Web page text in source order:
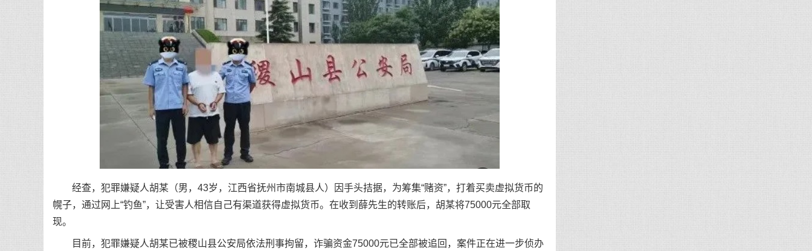
经查，犯罪嫌疑人胡某（男，43岁，江西省抚州市南城县人）因手头拮据，为筹集“赌资”，打着买卖虚拟货币的
幌子，通过网上“钓鱼”，让受害人相信自己有渠道获得虚拟货币。在收到薛先生的转账后，胡某将75000元全部取
现。
目前，犯罪嫌疑人胡某已被稷山县公安局依法刑事拘留，诈骗资金75000元已全部被追回，案件正在进一步侦办